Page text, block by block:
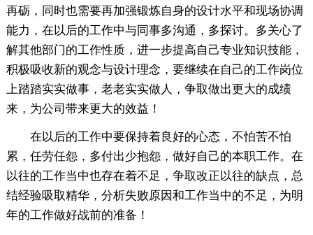
再砺，同时也需要再加强锻炼自身的设计水平和现场协调
能力，在以后的工作中与同事多沟通，多探讨。多关心了
解其他部门的工作性质，进一步提高自己专业知识技能，
积极吸收新的观念与设计理念，要继续在自己的工作岗位
上踏踏实实做事，老老实实做人，争取做出更大的成绩
来，为公司带来更大的效益！
在以后的工作中要保持着良好的心态，不怕苦不怕
累，任劳任怨，多付出少抱怨，做好自己的本职工作。在
以往的工作当中也存在着不足，争取改正以往的缺点，总
结经验吸取精华，分析失败原因和工作当中的不足，为明
年的工作做好战前的准备！